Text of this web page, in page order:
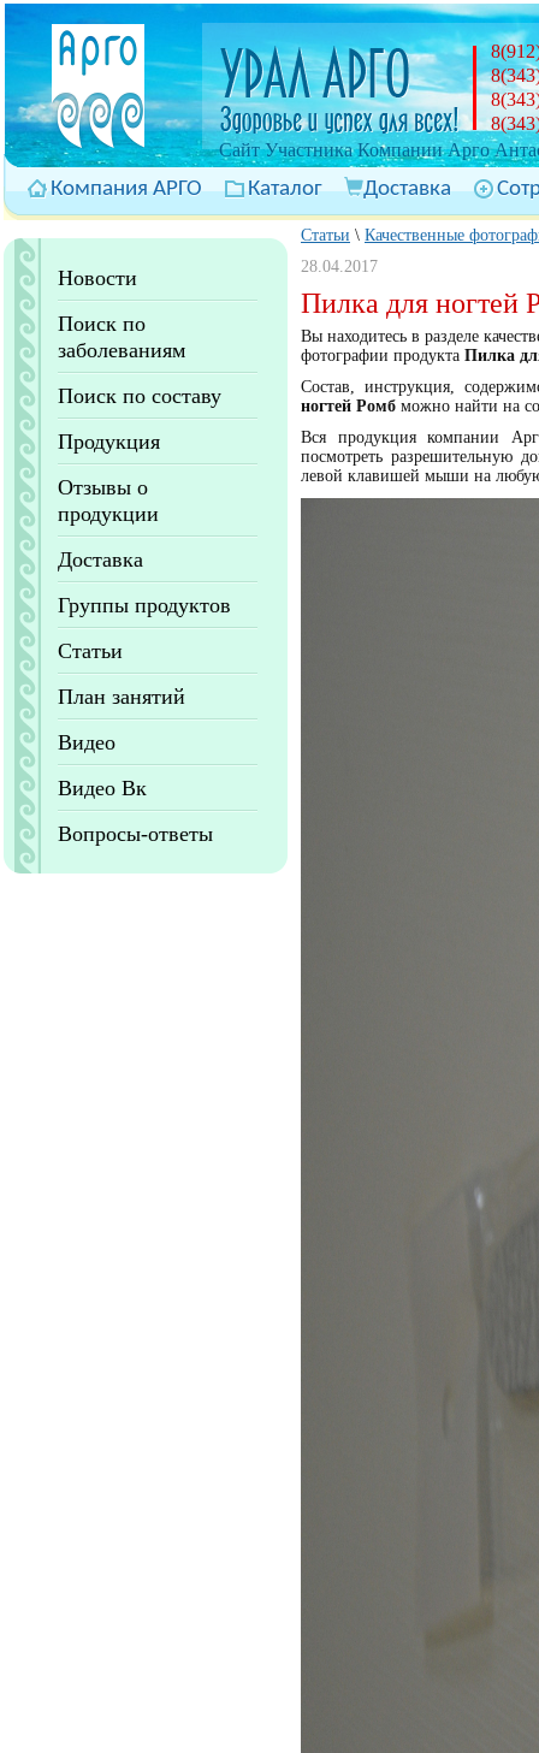
Cайт Участника Компании Арго
Компания АРГО Каталог Доставка
Новости
Поиск по
заболеваниям
Поиск по составу
Продукция
Отзывы о
продукции
Доставка
Группы продуктов
Статьи
План занятий
Видео
Видео Вк
Вопросы-ответы
Статьи \ Качественные
28.04.2017
Пилка для ногтей
Вы находитесь в разделе
фотографии продукта Пилка
Состав, инструкция,
ногтей Ромб можно найти на
Вся продукция компании
посмотреть разрешительную
левой клавишей мыши на